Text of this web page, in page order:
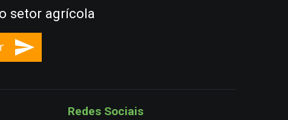
setor agrícola
Redes Sociais